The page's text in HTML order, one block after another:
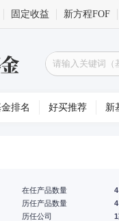
固定收益 新方程FOF
排名 好买推荐 新
在任产品数量
4
历任产品数量
4
历任公司